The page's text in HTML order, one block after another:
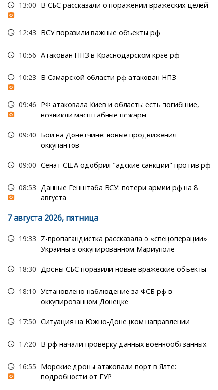
13:00 В СБС рассказали о поражении вражеских целей
12:43 ВСУ поразили важные объекты рф
10:56 Атакован НПЗ в Краснодарском крае рф
10:23 В Самарской области рф атакован НПЗ
09:46
РФ атаковала Киев и область: есть погибшие,
возникли масштабные пожары
09:40
Бои на Донетчине: новые продвижения
оккупантов
09:00 Сенат США одобрил "адские санкции" против рф
08:53 Данные Генштаба ВСУ: потери армии рф на 8
августа
7 августа 2026, пятница
19:33
Z-пропагандистка рассказала о «спецоперации»
Украины в оккупированном Мариуполе
18:30 Дроны СБС поразили новые вражеские объекты
18:10 Установлено наблюдение за ФСБ рф в
оккупированном Донецке
17:50 Ситуация на Южно-Донецком направлении
17:20 В рф начали проверку данных военнообязанных
16:55
Морские дроны атаковали порт в Ялте:
подробности от ГУР